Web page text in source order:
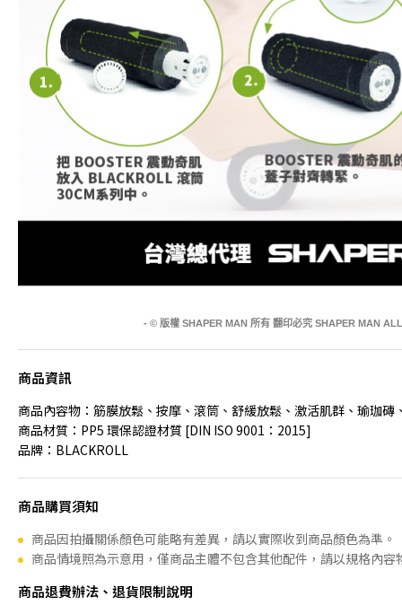
- © 版權 SHAPER MAN 所有 翻印必究 SHAPER MAN
商品資訊
商品內容物：筋膜放鬆、按摩、滾筒、舒緩放鬆、激活肌群、瑜珈磚
商品材質：PP5 環保認證材質 [DIN ISO 9001：2015]
品牌：BLACKROLL
商品購買須知
商品因拍攝關係顏色可能略有差異，請以實際收到商品顏色為準。
商品情境照為示意用，僅商品主體不包含其他配件，請以規格內容
商品退費辦法、退貨限制說明